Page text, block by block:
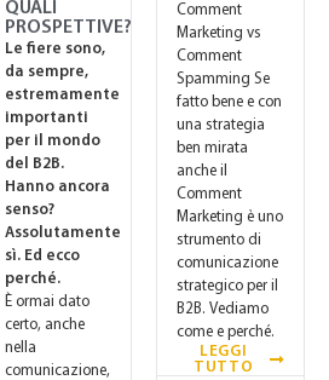
QUALI
PROSPETTIVE?
Le fiere sono,
da sempre,
estremamente
importanti
per il mondo
del B2B.
Hanno ancora
senso?
Assolutamente
sì. Ed ecco
perché.
È ormai dato
certo, anche
nella
comunicazione,
Comment
Marketing vs
Comment
Spamming Se
fatto bene e con
una strategia
ben mirata
anche il
Comment
Marketing è uno
strumento di
comunicazione
strategico per il
B2B. Vediamo
come e perché.
LEGGI
TUTTO